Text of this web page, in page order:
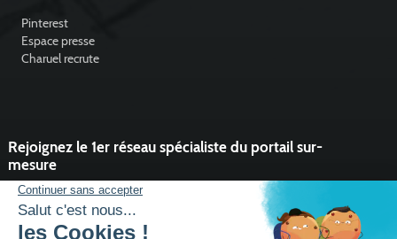
Pinterest
Espace presse
Charuel recrute
Rejoignez le 1er réseau spécialiste du portail sur-
mesure
Vous souhaitez développer l'activité portail de votre entreprise ?
Rejoindre un réseau dynamique, avec un service et des outils qui